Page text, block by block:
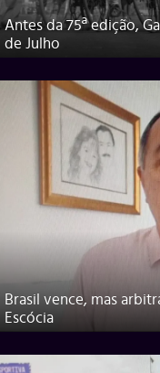
Antes da 75ª edição,
de Julho
Brasil vence, mas
Escócia